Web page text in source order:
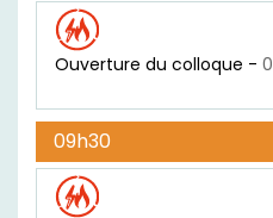
Ouverture du colloque -
09h30